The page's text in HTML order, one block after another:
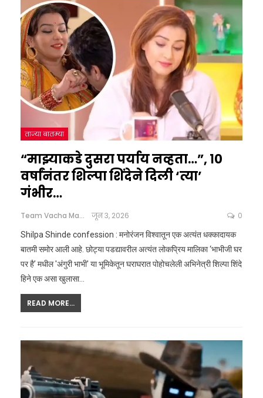
ताज्या बातम्या
“माझ्याकडे दुसरा पर्याय नव्हता…”, १०
वर्षांनंतर शिल्पा शिंदेने दिली ‘त्या’
गंभीर…
Team Vacha Marathi जून 3, 2026 0
Shilpa Shinde confession : मनोरंजन विश्वातून एक अत्यंत धक्कादायक
बातमी समोर आली आहे. छोट्या पडद्यावरील अत्यंत लोकप्रिय मालिका ‘भाभीजी घर
पर है’ मधील 'अंगुरी भाभी' या भूमिकेतून घराघरात पोहोचलेली अभिनेत्री शिल्पा शिंदे
हिने एक असा खुलासा…
READ MORE...